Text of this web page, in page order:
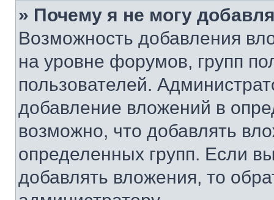
» Почему я не могу
Возможность добавления
на уровне форумов, групп
пользователей.
добавление вложений в
возможно, что добавлять
определенных групп. Если
добавлять вложения, то